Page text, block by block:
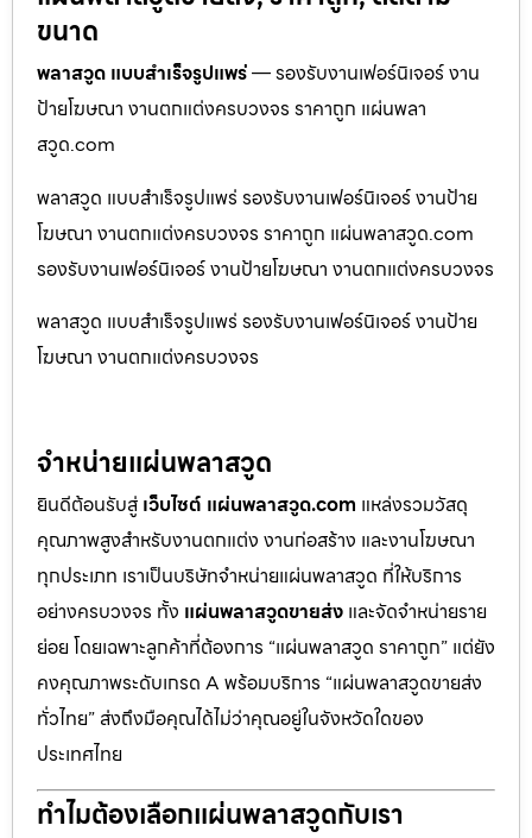
ขนาด
พลาสวูด แบบสำเร็จรูปแพร่— รองรับงานเฟอร์นิเจอร์ งาน
ป้ายโฆษณา งานตกแต่งครบวงจร ราคาถูก แผ่นพลา
สวูด.com
พลาสวูด แบบสำเร็จรูปแพร่ รองรับงานเฟอร์นิเจอร์ งานป้าย
โฆษณา งานตกแต่งครบวงจร ราคาถูก แผ่นพลาสวูด.com
รองรับงานเฟอร์นิเจอร์ งานป้ายโฆษณา งานตกแต่งครบวงจร
พลาสวูด แบบสำเร็จรูปแพร่ รองรับงานเฟอร์นิเจอร์ งานป้าย
โฆษณา งานตกแต่งครบวงจร
จำหน่ายแผ่นพลาสวูด
ยินดีต้อนรับสู่ เว็บไซต์ แผ่นพลาสวูด.com แหล่งรวมวัสดุ
คุณภาพสูงสำหรับงานตกแต่ง งานก่อสร้าง และงานโฆษณา
ทุกประเภท เราเป็นบริษัทจำหน่ายแผ่นพลาสวูด ที่ให้บริการ
อย่างครบวงจร ทั้ง แผ่นพลาสวูดขายส่ง และจัดจำหน่ายราย
ย่อย โดยเฉพาะลูกค้าที่ต้องการ “แผ่นพลาสวูด ราคาถูก” แต่ยัง
คงคุณภาพระดับเกรด A พร้อมบริการ “แผ่นพลาสวูดขายส่ง
ทั่วไทย” ส่งถึงมือคุณได้ไม่ว่าคุณอยู่ในจังหวัดใดของ
ประเทศไทย
ทำไมต้องเลือกแผ่นพลาสวูดกับเรา